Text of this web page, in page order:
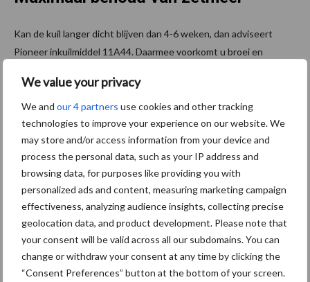
We value your privacy
We and our 4 partners use cookies and other tracking
technologies to improve your experience on our website. We
may store and/or access information from your device and
process the personal data, such as your IP address and
browsing data, for purposes like providing you with
personalized ads and content, measuring marketing campaign
effectiveness, analyzing audience insights, collecting precise
geolocation data, and product development. Please note that
your consent will be valid across all our subdomains. You can
change or withdraw your consent at any time by clicking the
“Consent Preferences” button at the bottom of your screen.
Kan de kuil langer dicht blijven dan 4-6 weken, dan adviseert
Pioneer inkuilmiddel 11A44. Daarmee voorkomt u broei en
behouden. Dat blijkt uit onderzoek van Groeikracht. U leest er
meer over in de folder Maisoogst 2023. Deze kunt uhier
downloaden.
Meer weten over de maisoogst 2023
en het gebruik van inkuilmiddelen?
Download de folderMaisoogst 2023of kijk op corteva.nl.